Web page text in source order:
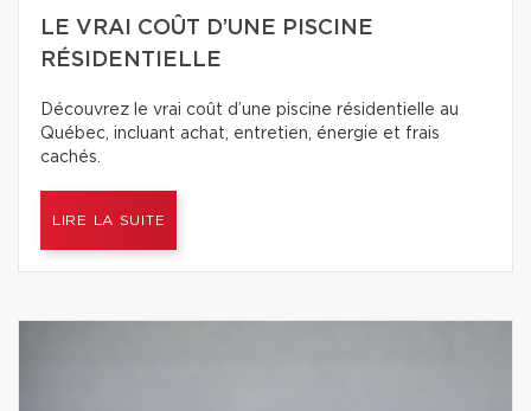
LE VRAI COÛT D’UNE PISCINE
RÉSIDENTIELLE
Découvrez le vrai coût d’une piscine résidentielle au
Québec, incluant achat, entretien, énergie et frais
cachés.
LIRE LA SUITE